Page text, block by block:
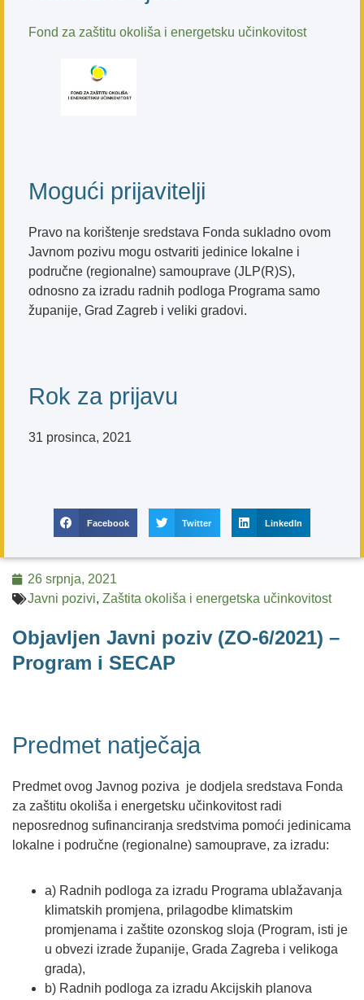
Fond za zaštitu okoliša i energetsku učinkovitost
Mogući prijavitelji
Pravo na korištenje sredstava Fonda sukladno ovom
Javnom pozivu mogu ostvariti jedinice lokalne i
područne (regionalne) samouprave (JLP(R)S),
odnosno za izradu radnih podloga Programa samo
županije, Grad Zagreb i veliki gradovi.
Rok za prijavu
31 prosinca, 2021
Facebook Twitter LinkedIn
26 srpnja, 2021
Javni pozivi, Zaštita okoliša i energetska učinkovitost
Objavljen Javni poziv (ZO-6/2021) –
Program i SECAP
Predmet natječaja
Predmet ovog Javnog poziva je dodjela sredstava Fonda
za zaštitu okoliša i energetsku učinkovitost radi
neposrednog sufinanciranja sredstvima pomoći jedinicama
lokalne i područne (regionalne) samouprave, za izradu:
a) Radnih podloga za izradu Programa ublažavanja
klimatskih promjena, prilagodbe klimatskim
promjenama i zaštite ozonskog sloja (Program, isti je
u obvezi izrade županije, Grada Zagreba i velikoga
grada),
b) Radnih podloga za izradu Akcijskih planova